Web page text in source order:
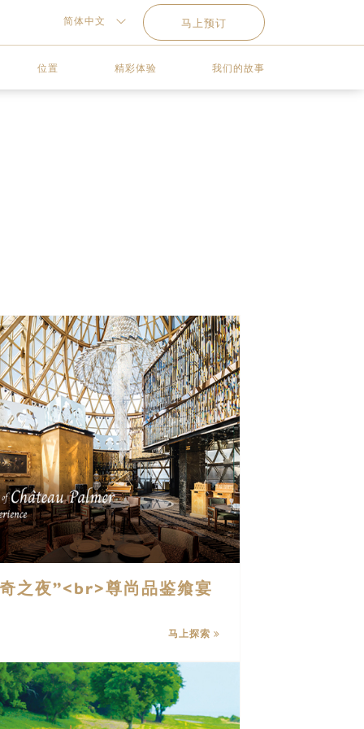
简体中文 马上预订
位置 精彩体验 我们的故事
之夜”<br>尊尚品鉴飨宴
马上探索